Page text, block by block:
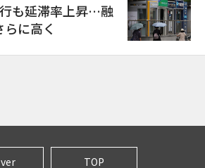
も延滞率上昇…融
に高く
TOP